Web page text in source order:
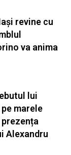
revine cu
va anima
lui
marele
prezența
Alexandru